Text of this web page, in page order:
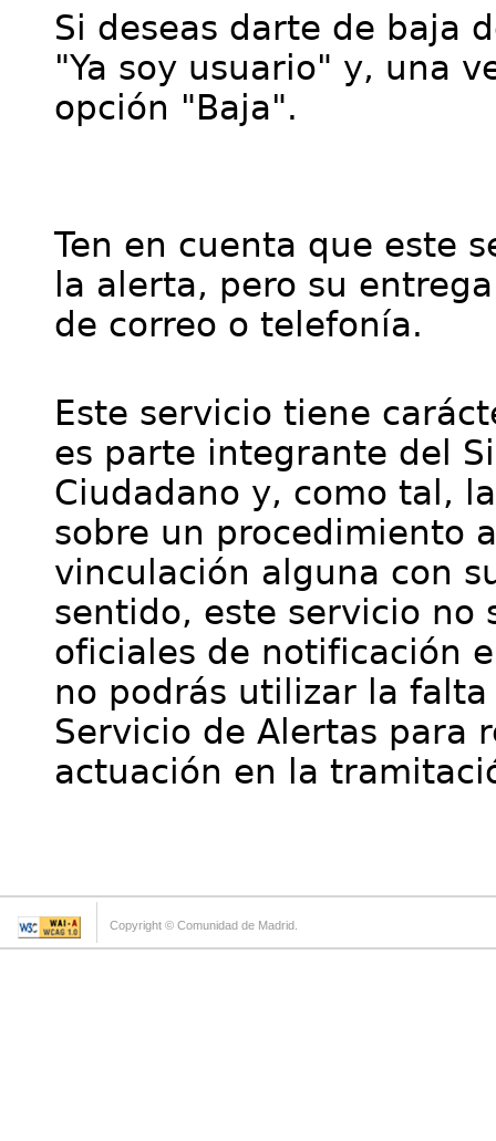
Si deseas darte de baja
"Ya soy usuario" y, una
opción "Baja".
Ten en cuenta que este
la alerta, pero su
de correo o telefonía.
Este servicio tiene
es parte integrante del
Ciudadano y, como tal,
sobre un procedimiento
vinculación alguna con
sentido, este servicio no
oficiales de notificación
no podrás utilizar la
Servicio de Alertas para
actuación en la
Copyright © Comunidad de Madrid.